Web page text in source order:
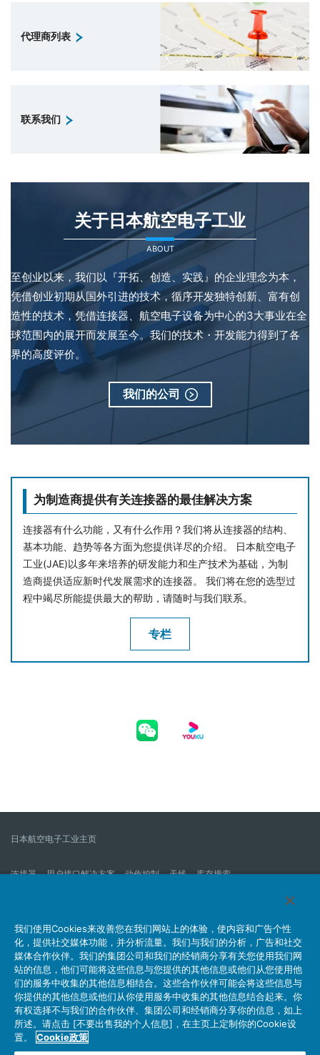
代理商列表
联系我们
关于日本航空电子工业
ABOUT
至创业以来，我们以『开拓、创造、实践』的企业理念为本，
凭借创业初期从国外引进的技术，循序开发独特创新、富有创
造性的技术，凭借连接器、航空电子设备为中心的3大事业在全
球范围内的展开而发展至今。我们的技术・开发能力得到了各
界的高度评价。
我们的公司
为制造商提供有关连接器的最佳解决方案
连接器有什么功能，又有什么作用？我们将从连接器的结构、
基本功能、趋势等各方面为您提供详尽的介绍。 日本航空电子
工业(JAE)以多年来培养的研发能力和生产技术为基础，为制
造商提供适应新时代发展需求的连接器。 我们将在您的选型过
程中竭尽所能提供最大的帮助，请随时与我们联系。
专栏
日本航空电子工业主页
连接器 用户接口解决方案 动作控制 天线 库存搜索
我们的公司 企业社会责任 IR消息 公司新到信息列表
产品信息新的列表
网站地图
联系我们
个人信息保护方针 JAE Cookie政策
关于利用本网站
社交媒体官方账号运营方针
我们使用Cookies来改善您在我们网站上的体验，使内容和广告个性
化，提供社交媒体功能，并分析流量。我们与我们的分析，广告和社交
媒体合作伙伴。我们的集团公司和我们的经销商分享有关您使用我们网
站的信息，他们可能将这些信息与您提供的其他信息或他们从您使用他
们的服务中收集的其他信息相结合。这些合作伙伴可能会将这些信息与
你提供的其他信息或他们从你使用服务中收集的其他信息结合起来。你
有权选择不与我们的合作伙伴、集团公司和经销商分享你的信息，如上
所述。请点击 [不要出售我的个人信息]，在主页上定制你的Cookie设
置。
Cookie政策